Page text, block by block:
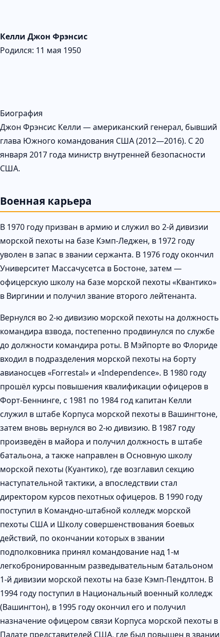
Келли Джон Фрэнсис
Родился: 11 мая 1950
Биография
Джон Фрэнсис Келли — американский генерал, бывший
глава Южного командования США (2012—2016). С 20
января 2017 года министр внутренней безопасности
США.
Военная карьера
В 1970 году призван в армию и служил во 2-й дивизии
морской пехоты на базе Кэмп-Леджен, в 1972 году
уволен в запас в звании сержанта. В 1976 году окончил
Университет Массачусетса в Бостоне, затем —
офицерскую школу на базе морской пехоты «Квантико»
в Виргинии и получил звание второго лейтенанта.
Вернулся во 2-ю дивизию морской пехоты на должность
командира взвода, постепенно продвинулся по службе
до должности командира роты. В Мэйпорте во Флориде
входил в подразделения морской пехоты на борту
авианосцев «Forrestal» и «Independence». В 1980 году
прошёл курсы повышения квалификации офицеров в
Форт-Беннинге, с 1981 по 1984 год капитан Келли
служил в штабе Корпуса морской пехоты в Вашингтоне,
затем вновь вернулся во 2-ю дивизию. В 1987 году
произведён в майора и получил должность в штабе
батальона, а также направлен в Основную школу
морской пехоты (Куантико), где возглавил секцию
наступательной тактики, а впоследствии стал
директором курсов пехотных офицеров. В 1990 году
поступил в Командно-штабной колледж морской
пехоты США и Школу совершенствования боевых
действий, по окончании которых в звании
подполковника принял командование над 1-м
легкобронированным разведывательным батальоном
1-й дивизии морской пехоты на базе Кэмп-Пендлтон. В
1994 году поступил в Национальный военный колледж
(Вашингтон), в 1995 году окончил его и получил
назначение офицером связи Корпуса морской пехоты в
Палате представителей США, где был повышен в звании